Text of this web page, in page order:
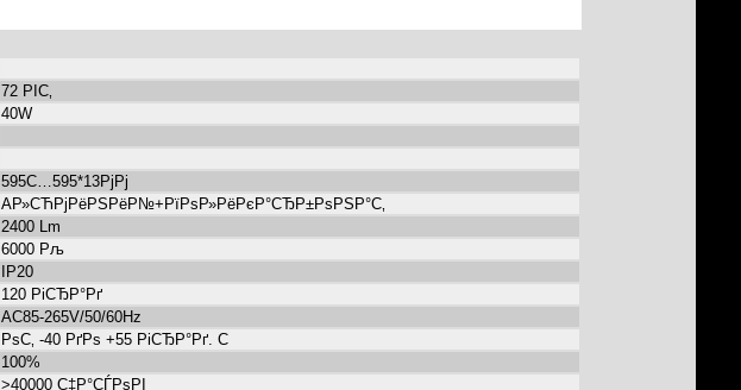
72 РІС‚
40W
595С…595*13РјРј
AР»СЋРјРёРЅРёР№+РїРѕР»РёРєР°СЂР±РѕРЅР°С‚
2400 Lm
6000 Рљ
IP20
120 РіСЂР°Рґ
AC85-265V/50/60Hz
РѕС‚ -40 РґРѕ +55 РіСЂР°Рґ. C
100%
>40000 С‡Р°СЃРѕРІ